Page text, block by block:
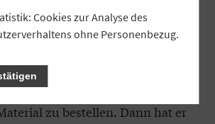
ist für alle Beteiligten sehr
kommt ein
zwei Wochen vor den Arbeiten
zu bestellen. Dann hat er
Cookies zur Analyse des
ohne Personenbezug.